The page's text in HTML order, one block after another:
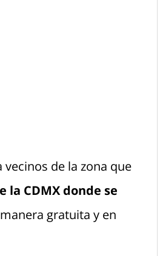
de la zona que
la CDMX donde se
gratuita y en